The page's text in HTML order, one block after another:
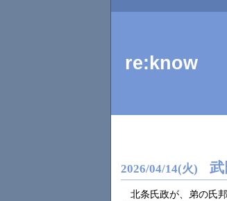
re:know
2026/04/14(火)
北条氏政が、弟の氏